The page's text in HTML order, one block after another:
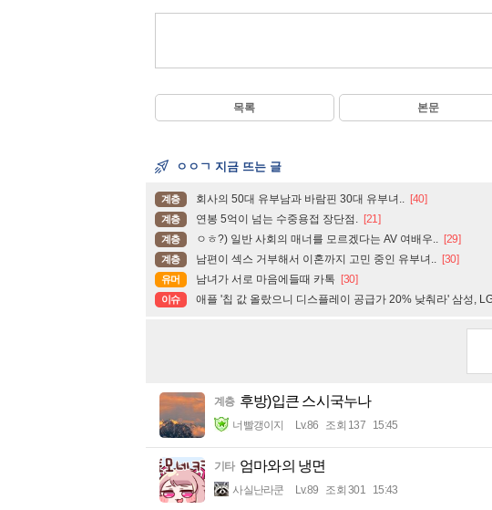
목록 본문
ㅇㅇㄱ 지금 뜨는 글
계층 회사의 50대 유부남과 바람핀 30대 유부녀.. [40]
계층 연봉 5억이 넘는 수중용접 장단점. [21]
계층 ㅇㅎ?) 일반 사회의 매너를 모르겠다는 AV 여배우.. [29]
계층 남편이 섹스 거부해서 이혼까지 고민 중인 유부녀.. [30]
유머 남녀가 서로 마음에들때 카톡 [30]
이슈 애플 '칩 값 올랐으니 디스플레이 공급가 20% 낮춰라' 삼성,
계층 후방)입큰 스시국누나
너빨갱이지 Lv.86 조회 137 15:45
기타 엄마와의 냉면
사실난라쿤 Lv.89 조회 301 15:43